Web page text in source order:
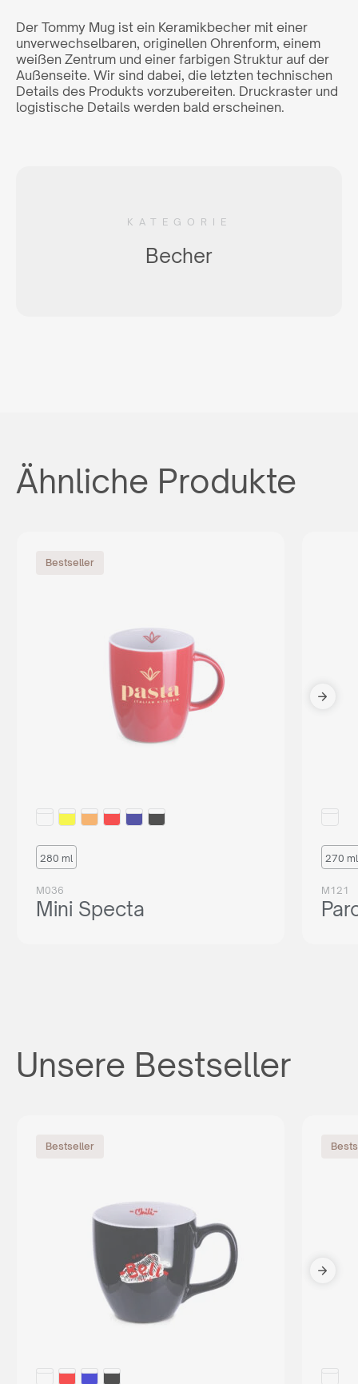
Der Tommy Mug ist ein Keramikbecher mit einer
unverwechselbaren, originellen Ohrenform, einem
weißen Zentrum und einer farbigen Struktur auf der
Außenseite. Wir sind dabei, die letzten technischen
Details des Produkts vorzubereiten. Druckraster und
logistische Details werden bald erscheinen.
KATEGORIE
Becher
Ähnliche Produkte
Bestseller
280 ml
M036
Mini Specta
270 ml
M121
Unsere Bestseller
Bestseller